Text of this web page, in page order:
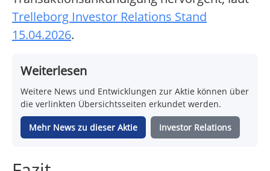
Trelleborg Investor Relations Stand
15.04.2026.
Weiterlesen
Weitere News und Entwicklungen zur Aktie können über
die verlinkten Übersichtsseiten erkundet werden.
Mehr News zu dieser Aktie Investor Relations